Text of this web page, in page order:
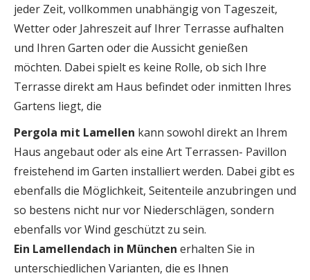
jeder Zeit, vollkommen unabhängig von Tageszeit,
Wetter oder Jahreszeit auf Ihrer Terrasse aufhalten
und Ihren Garten oder die Aussicht genießen
möchten. Dabei spielt es keine Rolle, ob sich Ihre
Terrasse direkt am Haus befindet oder inmitten Ihres
Gartens liegt, die
Pergola mit Lamellen kann sowohl direkt an Ihrem
Haus angebaut oder als eine Art Terrassen- Pavillon
freistehend im Garten installiert werden. Dabei gibt es
ebenfalls die Möglichkeit, Seitenteile anzubringen und
so bestens nicht nur vor Niederschlägen, sondern
ebenfalls vor Wind geschützt zu sein.
Ein Lamellendach in München erhalten Sie in
unterschiedlichen Varianten, die es Ihnen